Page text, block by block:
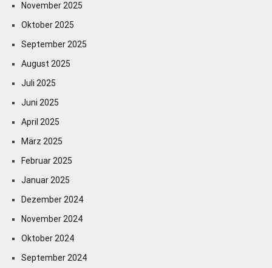
November 2025
Oktober 2025
September 2025
August 2025
Juli 2025
Juni 2025
April 2025
März 2025
Februar 2025
Januar 2025
Dezember 2024
November 2024
Oktober 2024
September 2024